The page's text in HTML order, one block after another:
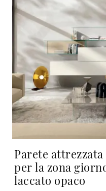
Parete attrezzata
per la zona
laccato opaco